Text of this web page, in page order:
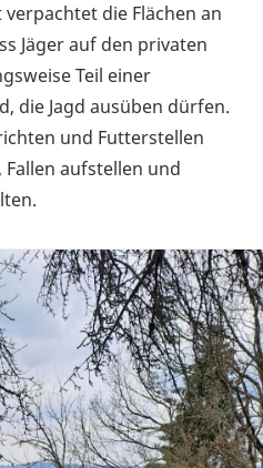
die Flächen an
Jäger auf den privaten
Teil einer
die Jagd ausüben dürfen.
und Futterstellen
Fallen aufstellen und